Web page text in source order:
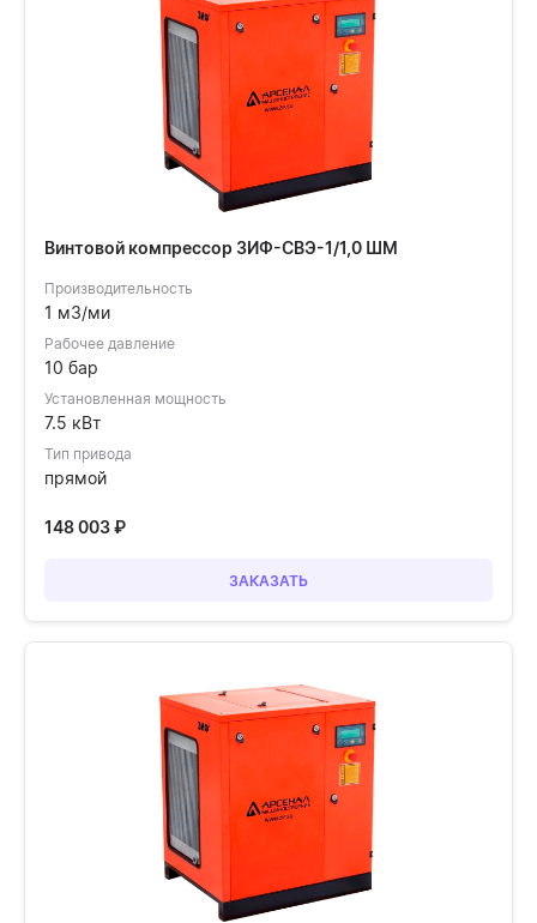
Винтовой компрессор ЗИФ-СВЭ-1/1,0 ШМ
Производительность
1 м3/ми
Рабочее давление
10 бар
Установленная мощность
7.5 кВт
Тип привода
прямой
148 003₽
ЗАКАЗАТЬ